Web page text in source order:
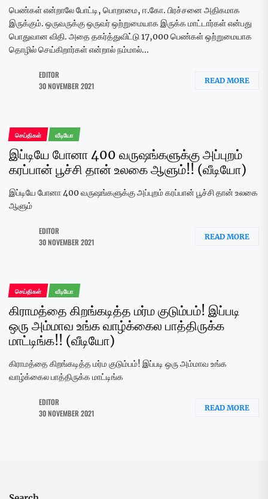
பெண்கள் என்றாலே போட்டி, பொறாமை, ஈ.கோ. பிரச்சனை அதிகமாக
இருக்கும். ஒருவருக்கு ஒருவர் ஒற்றுமையாக இருக்க மாட்டார்கள் என்பது
பொதுவான விதி. அதை தகர்த்துவிட்டு 17,000 பெண்கள் ஒற்றுமையாக
தொழில் செய்கிறார்கள் என்றால் நம்மால்...
EDITOR
30 NOVEMBER 2021
READ MORE
செய்திகள் வீடியோ
இப்டியே போனா 400 வருஷங்களுக்கு அப்புறம்
கரப்பான் பூச்சி தான் உலகை ஆளும்!! (வீடியோ)
இப்டியே போனா 400 வருஷங்களுக்கு அப்புறம் கரப்பான் பூச்சி தான் உலகை
ஆளும்
EDITOR
30 NOVEMBER 2021
READ MORE
செய்திகள் வீடியோ
கிராமத்தை கிறங்கடித்த மர்ம குடும்பம்! இப்படி
ஒரு அம்மாவ உங்க வாழ்க்கைல பாத்திருக்க
மாட்டிங்க!! (வீடியோ)
கிராமத்தை கிறங்கடித்த மர்ம குடும்பம்! இப்படி ஒரு அம்மாவ உங்க
வாழ்க்கைல பாத்திருக்க மாட்டிங்க
EDITOR
30 NOVEMBER 2021
READ MORE